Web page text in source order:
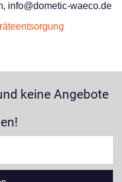
info@dometic-waeco.de
keine Angebote